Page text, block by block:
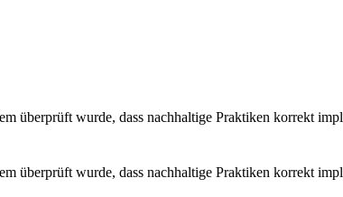
überprüft wurde, dass nachhaltige Praktiken korrekt
überprüft wurde, dass nachhaltige Praktiken korrekt